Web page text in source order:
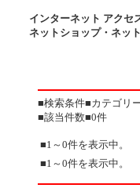
インターネット アクセ
ネットショップ・ネッ
■検索条件■カテゴ
■該当件数■0件
■1～0件を表示中。
■1～0件を表示中。